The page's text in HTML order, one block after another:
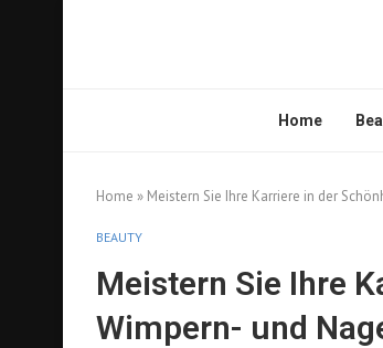
Home
Home » Meistern Sie Ihre Karriere in der
BEAUTY
Meistern Sie Ihre
Wimpern- und